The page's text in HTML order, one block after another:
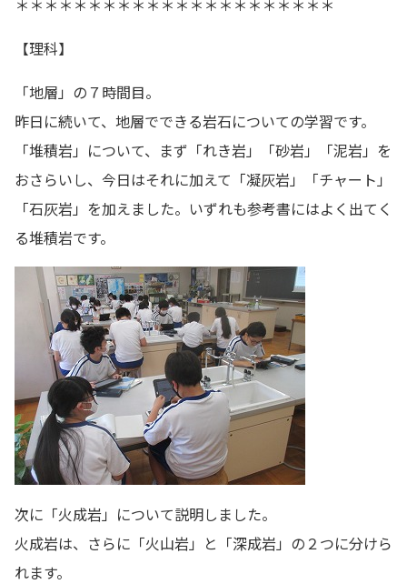
【理科】
「地層」の７時間目。
昨日に続いて、地層でできる岩石についての学習です。
「堆積岩」について、まず「れき岩」「砂岩」「泥岩」を
おさらいし、今日はそれに加えて「凝灰岩」「チャート」
「石灰岩」を加えました。いずれも参考書にはよく出てく
る堆積岩です。
次に「火成岩」について説明しました。
火成岩は、さらに「火山岩」と「深成岩」の２つに分けら
れます。